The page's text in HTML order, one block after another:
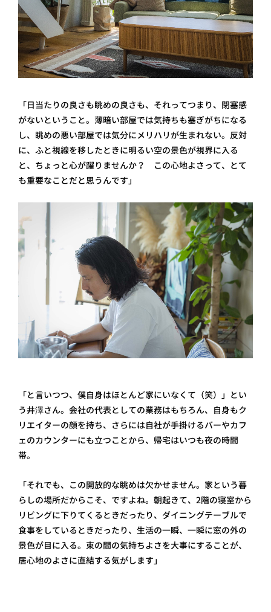
「日当たりの良さも眺めの良さも、それってつまり、閉塞感
がないということ。薄暗い部屋では気持ちも塞ぎがちになる
し、眺めの悪い部屋では気分にメリハリが生まれない。反対
に、ふと視線を移したときに明るい空の景色が視界に入る
と、ちょっと心が躍りませんか？ この心地よさって、とて
も重要なことだと思うんです」
「と言いつつ、僕自身はほとんど家にいなくて（笑）」とい
う井澤さん。会社の代表としての業務はもちろん、自身もク
リエイターの顔を持ち、さらには自社が手掛けるバーやカフ
ェのカウンターにも立つことから、帰宅はいつも夜の時間
帯。
「それでも、この開放的な眺めは欠かせません。家という暮
らしの場所だからこそ、ですよね。朝起きて、2階の寝室から
リビングに下りてくるときだったり、ダイニングテーブルで
食事をしているときだったり、生活の一瞬、一瞬に窓の外の
景色が目に入る。束の間の気持ちよさを大事にすることが、
居心地のよさに直結する気がします」